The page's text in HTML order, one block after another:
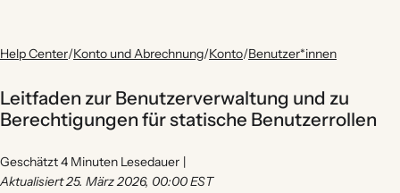
Help Center/Konto und Abrechnung/Konto/Benutzer*innen
Leitfaden zur Benutzerverwaltung und zu
Berechtigungen für statische Benutzerrollen
Geschätzt 4 Minuten Lesedauer |
Aktualisiert 25. März 2026, 00:00 EST